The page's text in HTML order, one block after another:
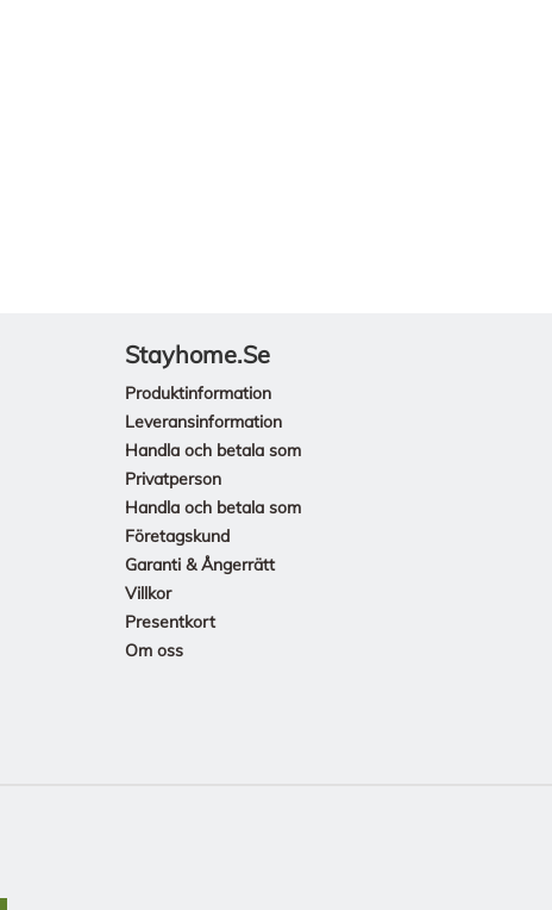
Stayhome.se
Produktinformation
Leveransinformation
Handla och betala som
Privatperson
Handla och betala som
Företagskund
Garanti & Ångerrätt
Villkor
Presentkort
Om oss